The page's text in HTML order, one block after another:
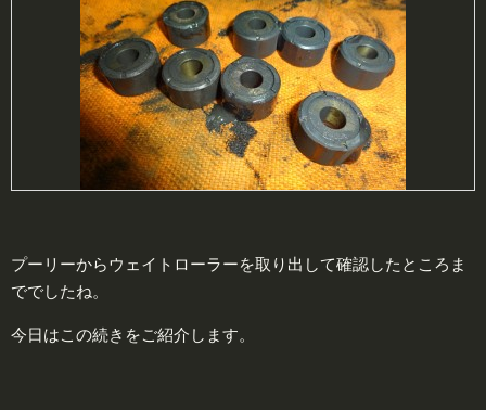
プーリーからウェイトローラーを取り出して確認したところま
ででしたね。
今日はこの続きをご紹介します。